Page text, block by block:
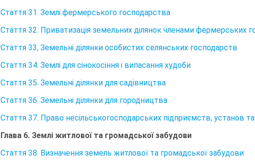
Стаття 31. Землі фермерського господарства
Стаття 32. Приватизація земельних ділянок членами фермерських
Стаття 33, Земельні ділянки особистих селянських господарств
Стаття 34. Землі для сінокосіння і випасання худоби
Стаття 35. Земельні ділянки для садівництва
Стаття 36. Земельні ділянки для городництва
Стаття 37. Право несільськогосподарських підприємств, установ
Глава 6. Землі житлової та громадської забудови
Стаття 38. Визначення земель житлової та громадської забудови